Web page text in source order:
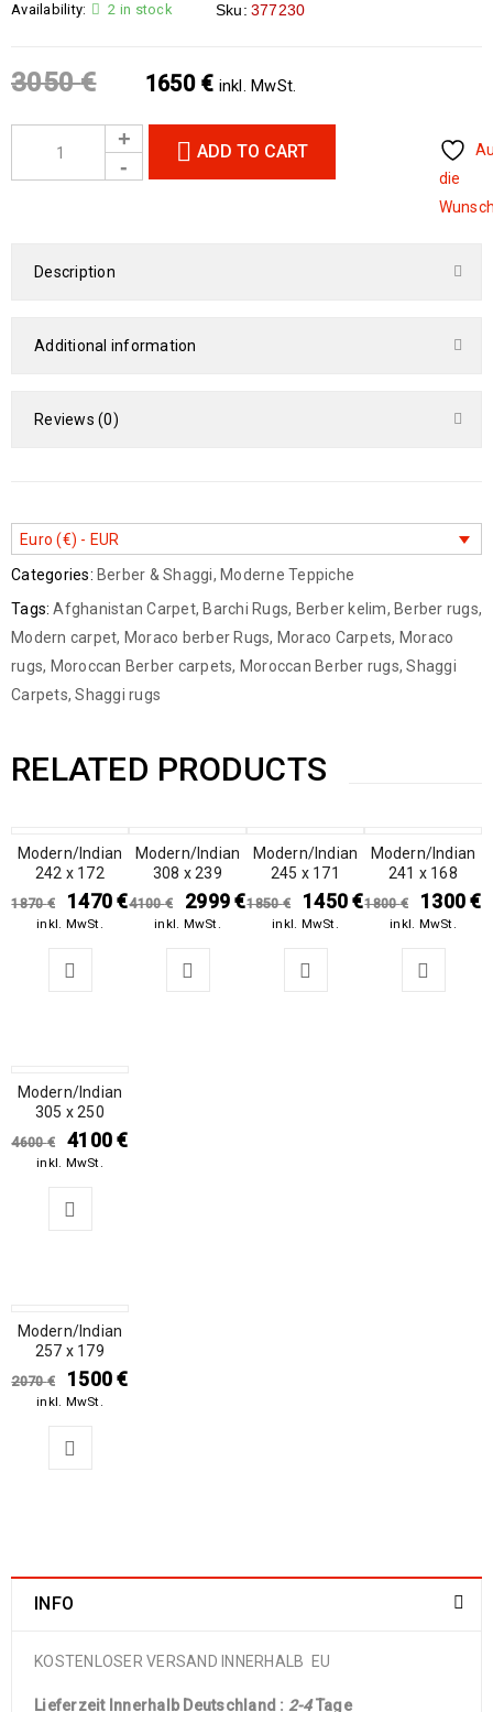
Availability: 2 in stock Sku: 377230
3050€ 1650 € inkl. MwSt.
ADD TO CART
die
Description
Additional information
Reviews (0)
Euro (€) - EUR
Categories: Berber & Shaggi, Moderne Teppiche
Tags: Afghanistan Carpet,Barchi Rugs, Berber kelim, Berber rugs,
Modern carpet, Moraco berber Rugs, Moraco Carpets, Moraco
rugs, Moroccan Berber carpets, Moroccan Berber rugs,Shaggi
Carpets,Shaggi rugs
RELATED PRODUCTS
SALE
Modern/Indian
242 x 172
1870€ 1470€
inkl. MwSt.
SALE
Modern/Indian
308 x 239
4100€ 2999€
inkl. MwSt.
SALE
Modern/Indian
245 x 171
1850€ 1450€
inkl. MwSt.
SALE
Modern/Indian
241 x 168
1800€ 1300€
inkl. MwSt.
SALE
Modern/Indian
305 x 250
4600€ 4100€
inkl. MwSt.
SALE
Modern/Indian
257 x 179
2070€ 1500€
inkl. MwSt.
INFO
KOSTENLOSER VERSAND INNERHALB EU
Lieferzeit Innerhalb Deutschland : 2-4Tage